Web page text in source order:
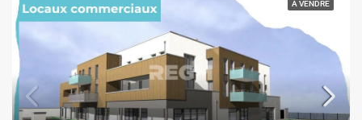
A VENDRE